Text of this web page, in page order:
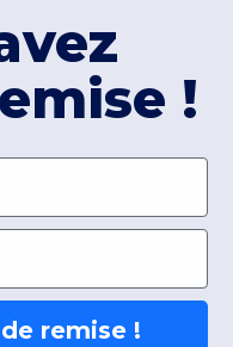
!
remise !